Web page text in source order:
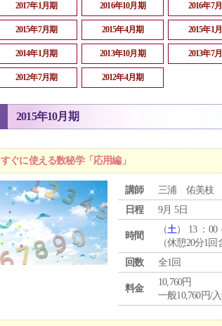
2017年1月期 2016年10月期 2016年7
2015年7月期 2015年4月期 2015年1
2014年1月期 2013年10月期 2013年7
2012年7月期 2012年4月期
2015年10月期
すぐに使える数秘学「応用編」
講師
三浦 佑美枝
日程
9月 5日
時間
（土） 13 ：00
（休憩20分1回
回数
全1回
料金
10,760円
一般10,760円/